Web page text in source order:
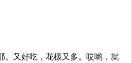
。又好吃，花樣又多。哎喲，就